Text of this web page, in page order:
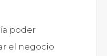
poder
el negocio